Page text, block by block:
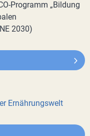
Programm „Bildung
2030)
Ernährungswelt